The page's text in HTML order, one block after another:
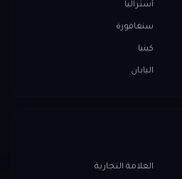
أستراليا
سنغافورة
كينيا
اليابان
العلامة التجارية